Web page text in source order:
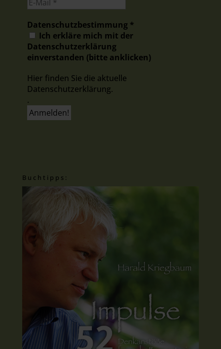
Datenschutzbestimmung *
Ich erkläre mich mit der
Datenschutzerklärung
einverstanden (bitte anklicken)
Hier finden Sie die aktuelle
Datenschutzerklärung.
.
Buchtipps: